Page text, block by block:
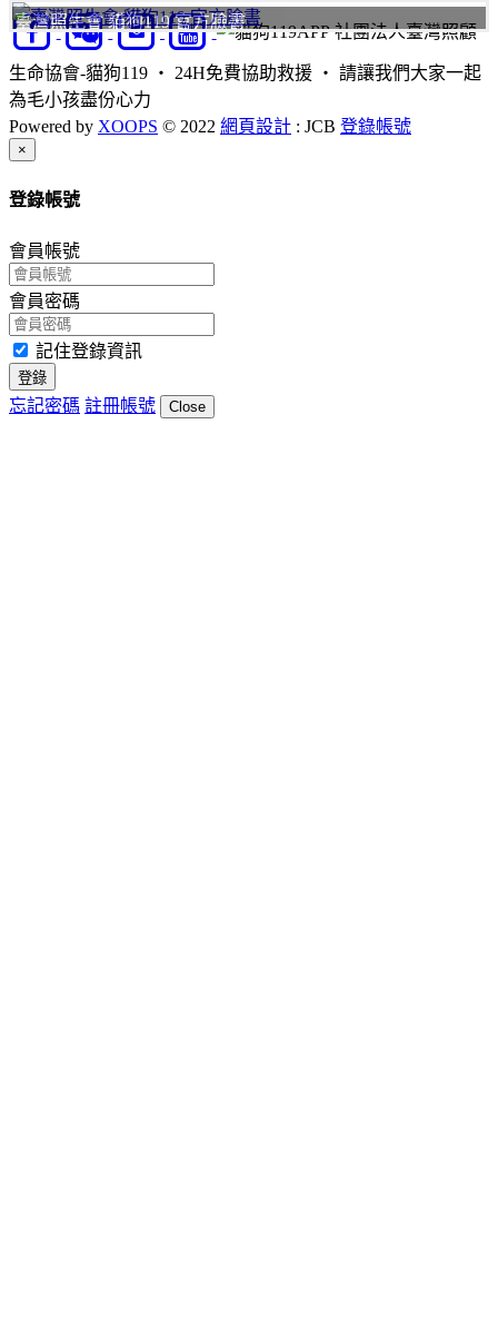
臺灣照生會 貓狗119 官方臉書
社團法人臺灣照顧
生命協會-貓狗119 ‧ 24H免費協助救援 ‧ 請讓我們大家一起
為毛小孩盡份心力
Powered by XOOPS © 2022 網頁設計 : JCB 登錄帳號
×
登錄帳號
會員帳號
會員密碼
記住登錄資訊
登錄
忘記密碼 註冊帳號 Close